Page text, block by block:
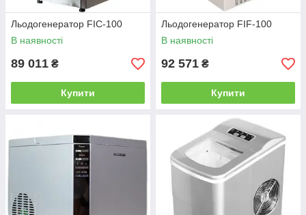
Льодогенератор FIC-100
В наявності
89 011 ₴
Купити
Льодогенератор FIF-100
В наявності
92 571 ₴
Купити